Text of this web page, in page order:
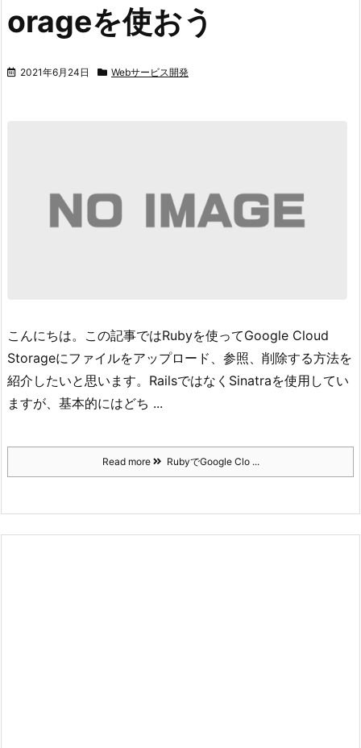
orageを使おう
2021年6月24日 Webサービス開発
こんにちは。 この記事ではRubyを使ってGoogle Cloud
Storageにファイルをアップロード、参照、削除する方法を
紹介したいと思います。 RailsではなくSinatraを使用してい
ますが、基本的にはどち ...
Read more RubyでGoogle Clo ...